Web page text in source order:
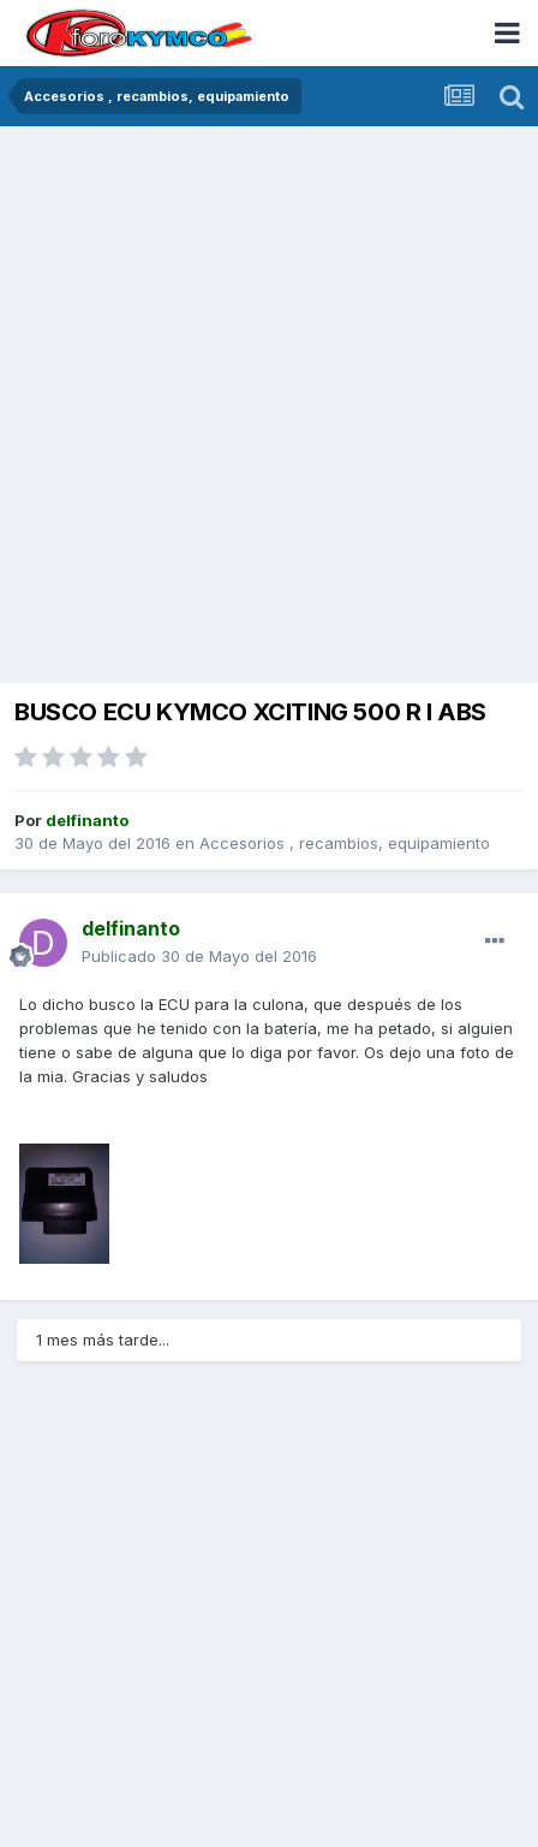
Accesorios , recambios, equipamiento
BUSCO ECU KYMCO XCITING 500 R I ABS
Por delfinanto
30 de Mayo del 2016 en Accesorios , recambios, equipamiento
delfinanto
Publicado 30 de Mayo del 2016
Lo dicho busco la ECU para la culona, que después de los
problemas que he tenido con la batería, me ha petado, si alguien
tiene o sabe de alguna que lo diga por favor. Os dejo una foto de
la mia. Gracias y saludos
1 mes más tarde...